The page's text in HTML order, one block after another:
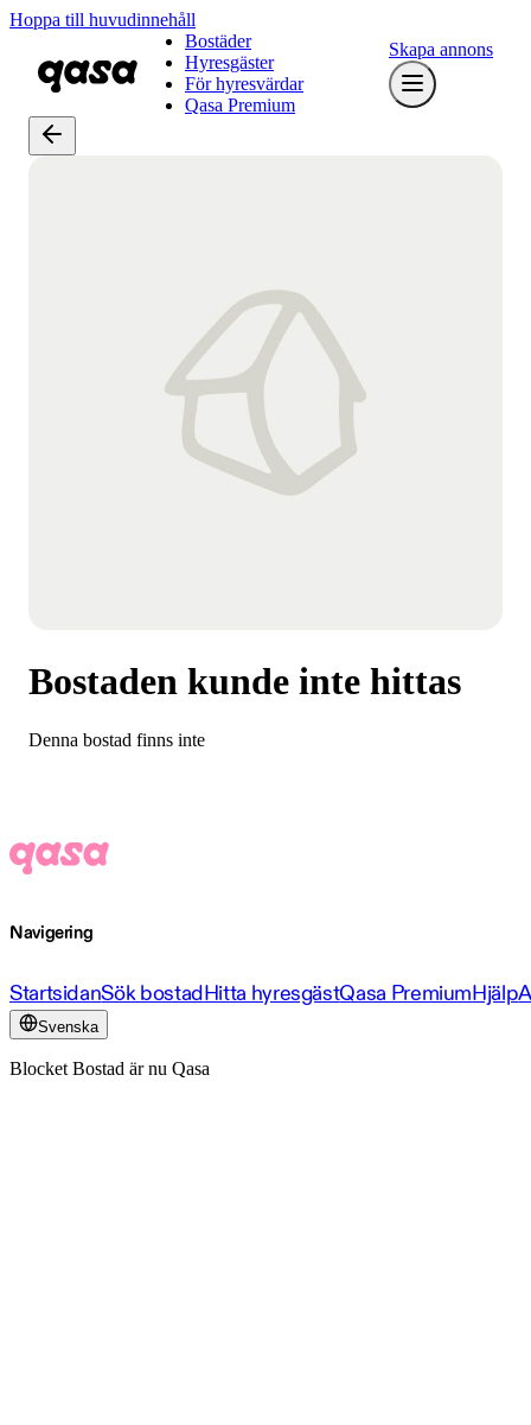
Hoppa till huvudinnehåll
Bostäder
Hyresgäster
För hyresvärdar
Qasa Premium
Skapa annons
Bostaden kunde inte hittas
Denna bostad finns inte
Navigering
StartsidanSök bostadHitta hyresgästQasa PremiumHjälp
Svenska
Blocket Bostad är nu Qasa